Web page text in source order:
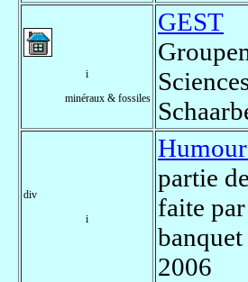
i
minéraux & fossiles
GEST
div
i
partie
faite
2006